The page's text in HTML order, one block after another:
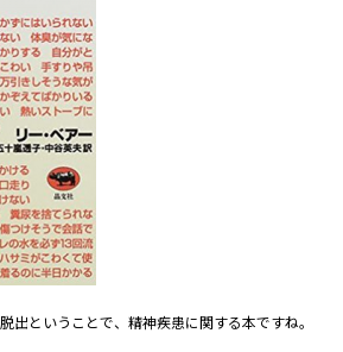
出ということで、精神疾患に関する本ですね。